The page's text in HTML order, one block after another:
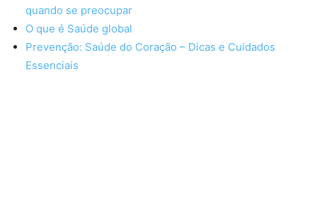
quando se preocupar
O que é Saúde global
Prevenção: Saúde do Coração – Dicas e Cuidados
Essenciais